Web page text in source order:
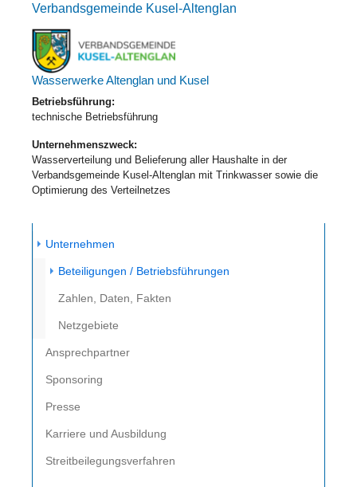
Verbandsgemeinde Kusel-Altenglan
Wasserwerke Altenglan und Kusel
Betriebsführung:
technische Betriebsführung
Unternehmenszweck:
Wasserverteilung und Belieferung aller Haushalte in der
Verbandsgemeinde Kusel-Altenglan mit Trinkwasser sowie die
Optimierung des Verteilnetzes
Unternehmen
Beteiligungen / Betriebsführungen
Zahlen, Daten, Fakten
Netzgebiete
Ansprechpartner
Sponsoring
Presse
Karriere und Ausbildung
Streitbeilegungsverfahren